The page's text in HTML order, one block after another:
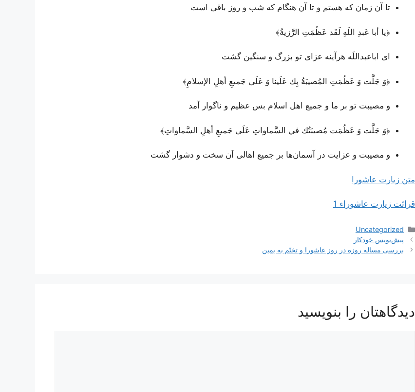
تا آن زمان که هستم و تا آن هنگام که شب و روز باقی است
﴿يا أبا عَبدِ اللَهِ لَقَد عَظُمَتِ الرَّزيةُ﴾
ای اباعبداللَه هرآینه عزای تو بزرگ و سنگین گشت
﴿وَ جَلَّت وَ عَظُمَتِ المُصيبَةُ بِك عَلَينا وَ عَلَى جَميعِ أهلِ الإسلامِ﴾
و مصیبت تو بر ما و جمیع اهل اسلام بس عظیم و ناگوار آمد
﴿وَ جَلَّت وَ عَظُمَت مُصيبَتُك في السَّماواتِ عَلَى جَميعِ أهلِ السَّماواتِ﴾
و مصیبت و عزایت در آسمان‌ها بر جمیع اهالی آن سخت و دشوار گشت
متن زیارت عاشورا
قرائت زیارت عاشوراء 1
دسته‌ها
Uncategorized
ناوبری
نوشته‌ها
پیش‌نویس خودکار
بررسی مساله روزه در روز عاشورا و تختّم به یمین
دیدگاهتان را بنویسید